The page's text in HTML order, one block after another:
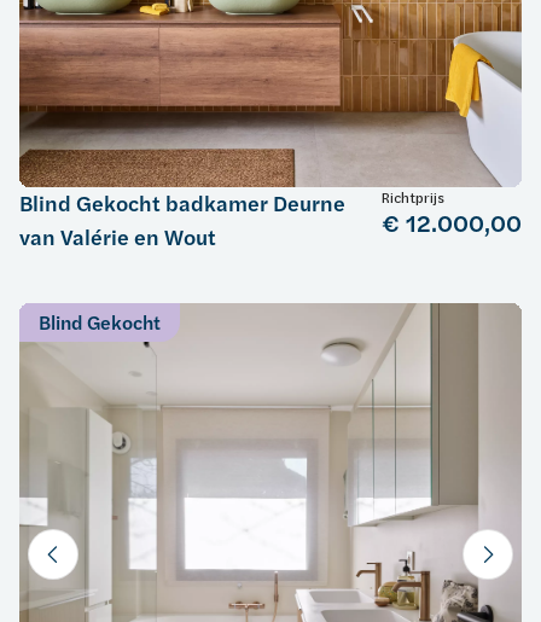
Blind Gekocht badkamer Deurne
van Valérie en Wout
Richtprijs
€ 12.000,00
Blind Gekocht